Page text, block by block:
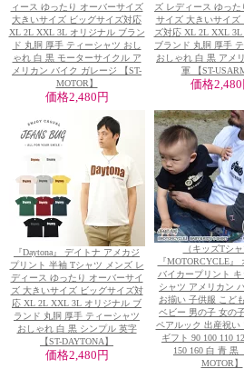
ィース ゆったり オーバーサイズ
大きいサイズ ビッグサイズ対応
XL 2L XXL 3L オリジナル ブラン
ド 丸胴 厚手 ティーシャツ おし
ゃれ 白 黒 モーターサイクル ア
メリカン バイク ガレージ 【ST-
MOTOR】
価格2,480円
ズ レディース ゆった
サイズ 大きいサイズ
ズ対応 XL 2L XXL 3L
ブランド 丸胴 厚手
おしゃれ 白 黒 アメ
軍 【ST-
価格2,480
『Daytona』 デイトナ アメカジ
プリント 半袖 Tシャツ メンズ レ
ディース ゆったり オーバーサイ
ズ 大きいサイズ ビッグサイズ対
応 XL 2L XXL 3L オリジナル ブ
ランド 丸胴 厚手 ティーシャツ
おしゃれ 白 黒 シンプル 英字
【ST-DAYTONA】
価格2,480円
（キッズTシャ
『MOTORCYCLE』
バイカープリント
シャツ アメリカン
お揃い 子供服 こど
ベビー 男の子 女の
ペアルック 出産祝い
ギフト 90 100 110
150 160 白 青 黒
MOTOR】